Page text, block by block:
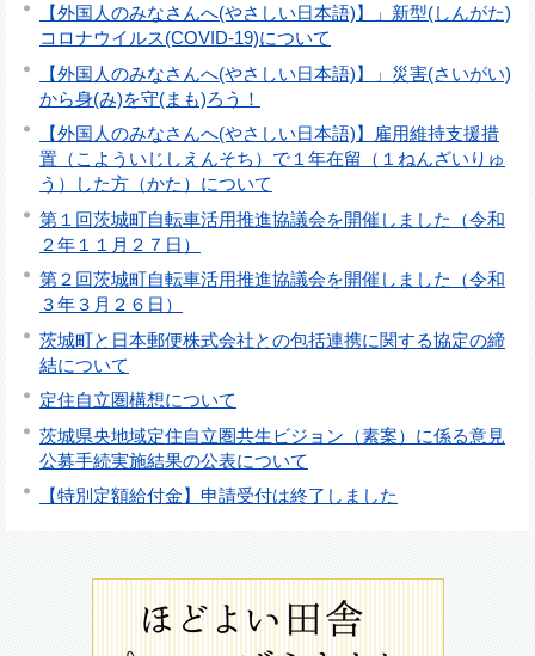
【外国人のみなさんへ(やさしい日本語)】」新型(しんがた)
コロナウイルス(COVID-19)について
【外国人のみなさんへ(やさしい日本語)】」災害(さいがい)
から身(み)を守(まも)ろう！
【外国人のみなさんへ(やさしい日本語)】雇用維持支援措
置（こよういじしえんそち）で１年在留（１ねんざいりゅ
う）した方（かた）について
第１回茨城町自転車活用推進協議会を開催しました（令和
２年１１月２７日）
第２回茨城町自転車活用推進協議会を開催しました（令和
３年３月２６日）
茨城町と日本郵便株式会社との包括連携に関する協定の締
結について
定住自立圏構想について
茨城県央地域定住自立圏共生ビジョン（素案）に係る意見
公募手続実施結果の公表について
【特別定額給付金】申請受付は終了しました